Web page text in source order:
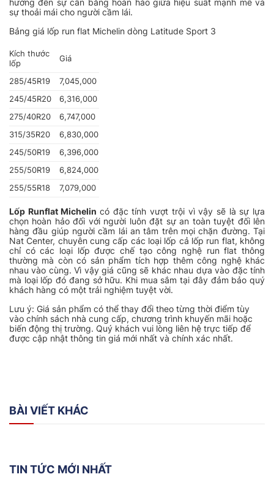
hướng đến sự cân bằng hoàn hảo giữa hiệu suất mạnh mẽ và
sự thoải mái cho người cầm lái.
Bảng giá lốp run flat Michelin dòng Latitude Sport 3
Kích thước
lốp
Giá
285/45R19
7,045,000
245/45R20
6,316,000
275/40R20
6,747,000
315/35R20
6,830,000
245/50R19
6,396,000
255/50R19
6,824,000
255/55R18
7,079,000
Lốp Runflat Michelincó đặc tính vượt trội vì vậy sẽ là sự lựa
chọn hoàn hảo đối với người luôn đặt sự an toàn tuyệt đối lên
hàng đầu giúp người cầm lái an tâm trên mọi chặn đường. Tại
Nat Center, chuyên cung cấp các loại lốp cả lốp run flat, không
chỉ có các loại lốp được chế tạo công nghệ run flat thông
thường mà còn có sản phẩm tích hợp thêm công nghệ khác
nhau vào cùng. Vì vậy giá cũng sẽ khác nhau dựa vào đặc tính
mà loại lốp đó đang sở hữu. Khi mua sắm tại đây đảm bảo quý
khách hàng có một trải nghiệm tuyệt vời.
Lưu ý: Giá sản phẩm có thể thay đổi theo từng thời điểm tùy
vào chính sách nhà cung cấp, chương trình khuyến mãi hoặc
biến động thị trường. Quý khách vui lòng liên hệ trực tiếp để
được cập nhật thông tin giá mới nhất và chính xác nhất.
BÀI VIẾT KHÁC
TIN TỨC MỚI NHẤT